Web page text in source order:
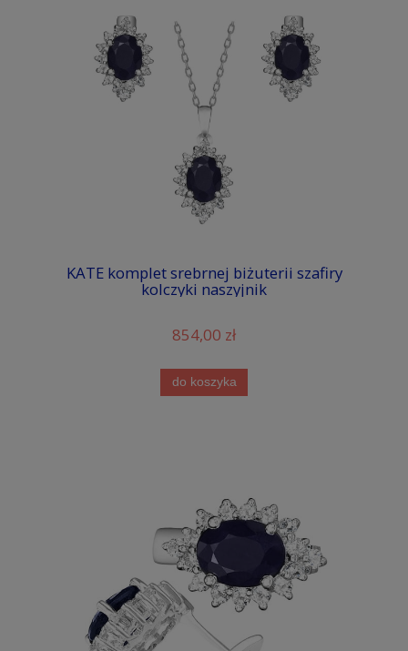
KATE komplet srebrnej biżuterii szafiry
kolczyki naszyjnik
854,00 zł
do koszyka